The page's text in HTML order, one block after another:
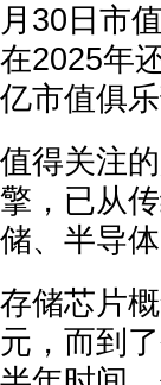
月30日市
在2025年
亿市值俱乐
值得关注
擎，已从
储、半导
存储芯片
元，而到